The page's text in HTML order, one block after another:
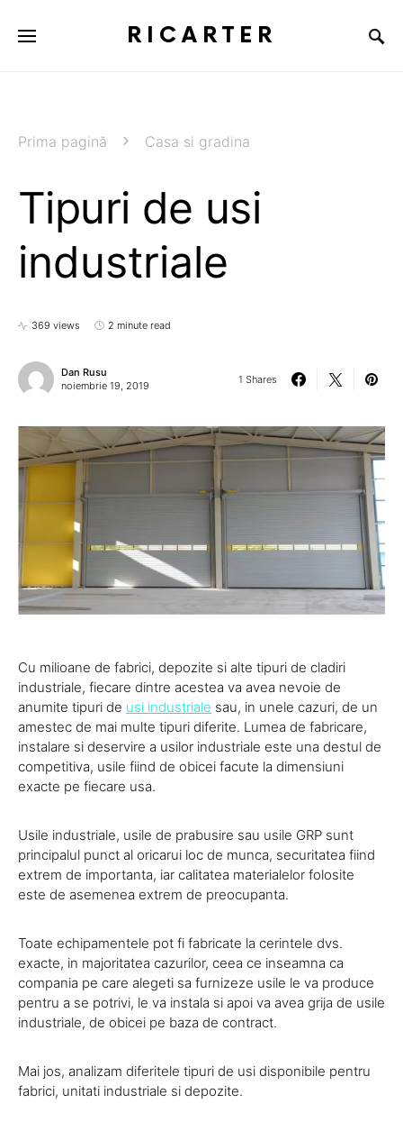
RICARTER
Prima pagină Casa si gradina
Tipuri de usi
industriale
369 views 2 minute read
Dan Rusu
noiembrie 19, 2019
1 Shares
Cu milioane de fabrici, depozite si alte tipuri de cladiri
industriale, fiecare dintre acestea va avea nevoie de
anumite tipuri de usi industriale sau, in unele cazuri, de un
amestec de mai multe tipuri diferite. Lumea de fabricare,
instalare si deservire a usilor industriale este una destul de
competitiva, usile fiind de obicei facute la dimensiuni
exacte pe fiecare usa.
Usile industriale, usile de prabusire sau usile GRP sunt
principalul punct al oricarui loc de munca, securitatea fiind
extrem de importanta, iar calitatea materialelor folosite
este de asemenea extrem de preocupanta.
Toate echipamentele pot fi fabricate la cerintele dvs.
exacte, in majoritatea cazurilor, ceea ce inseamna ca
compania pe care alegeti sa furnizeze usile le va produce
pentru a se potrivi, le va instala si apoi va avea grija de usile
industriale, de obicei pe baza de contract.
Mai jos, analizam diferitele tipuri de usi disponibile pentru
fabrici, unitati industriale si depozite.